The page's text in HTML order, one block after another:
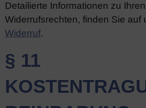
Detailierte Informationen zu Ihren
Widerrufsrechten, finden Sie auf
Widerruf.
§ 11